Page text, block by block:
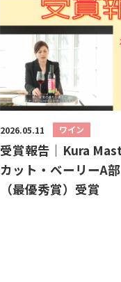
2026.05.11 ワイン
受賞報告｜Kura
カット・ベーリーA
（最優秀賞）受賞